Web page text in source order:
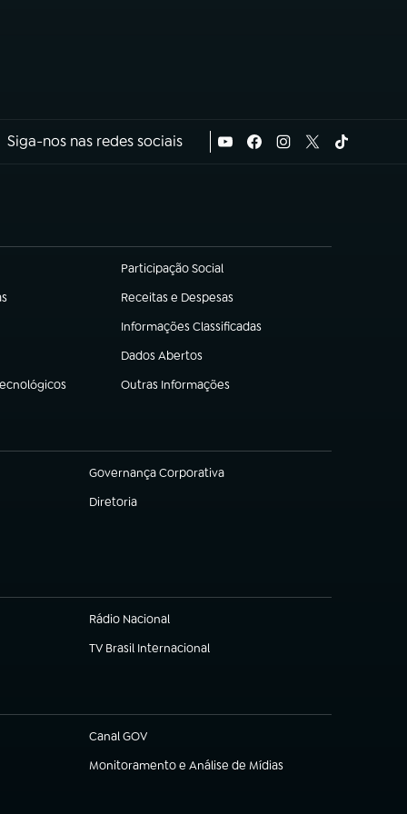
Siga-nos nas redes sociais
Participação Social
(abre em nova aba)
Receitas e Despesas
(abre em nova aba)
Informações Classificadas
(abre em nova aba)
Dados Abertos
(abre em nova aba)
Outras Informações
(abre em nova aba)
Governança Corporativa
(abre em nova aba)
Diretoria
(abre em nova aba)
Rádio Nacional
TV Brasil Internacional
(abre em nova aba)
Canal GOV
(abre em nova aba)
Monitoramento e Análise de Mídias
(abre em nova aba)